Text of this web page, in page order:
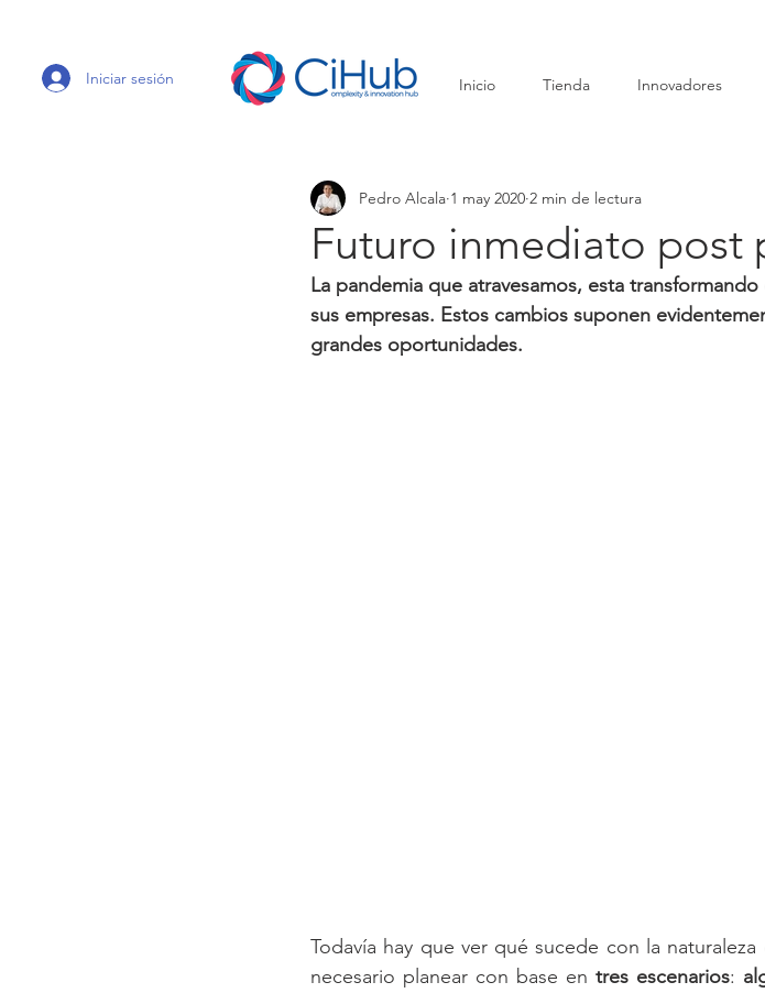
Iniciar sesión Inicio Tienda Innovadores
Futuro inmediato post
Pedro Alcala 1 may 2020 2 min de lectura
La pandemia que atravesamos, esta
sus empresas. Estos cambios suponen
grandes oportunidades.
Todavía hay que ver qué sucede con la
necesario planear con base en tres escenarios: